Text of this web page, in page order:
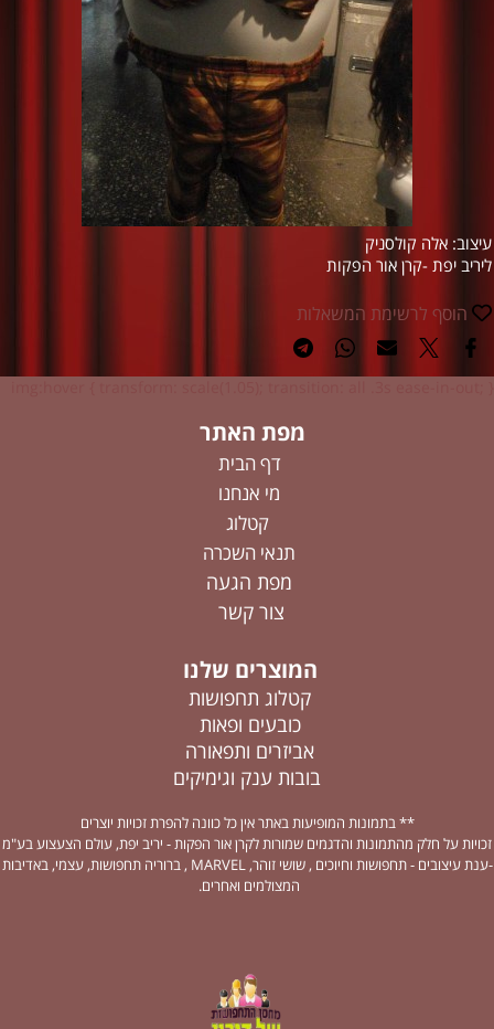
עיצוב: אלה קולסניק
ליריב יפת -קרן אור הפקות
הוסף לרשימת המשאלות
מפת האתר
דף הבית
מי אנחנו
קטלוג
תנאי השכרה
מפת הגעה
צור קשר
המוצרים שלנו
קטלוג תחפושות
כובעים ופאות
אביזרים ותפאורה
בובות ענק וגימיקים
** בתמונות המופיעות באתר אין כל כוונה להפרת זכויות יוצרים
זכויות על חלק מהתמונות והדגמים שמורות לקרן אור הפקות - יריב יפת, עולם הצעצוע בע"מ
-ענת עיצובים - תחפושות וחיוכים , שושי זוהר, MARVEL , ברוריה תחפושות, עצמי, באדיבות
המצולמים ואחרים.